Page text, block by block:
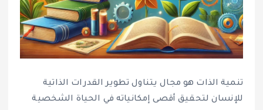
تنمية الذات هو مجال يتناول تطوير القدرات الذاتية
للإنسان لتحقيق أقصى إمكانياته في الحياة الشخصية